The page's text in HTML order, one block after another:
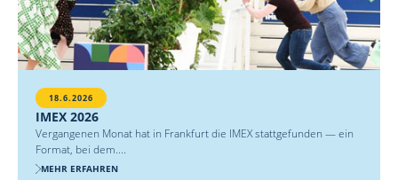
18.6.2026
IMEX 2026
Vergangenen Monat hat in Frankfurt die IMEX stattgefunden — ein
Format, bei dem....
MEHR ERFAHREN